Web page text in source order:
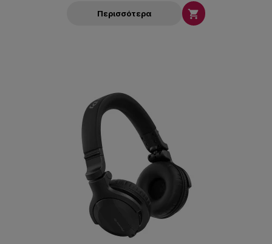
Περισσότερα 